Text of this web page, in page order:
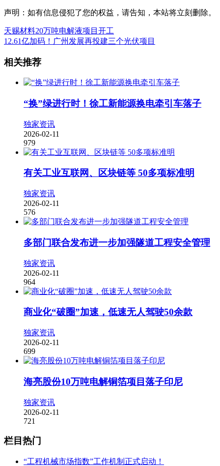
声明：如有信息侵犯了您的权益，请告知，本站将立刻删除。
天赐材料20万吨电解液项目开工
12.61亿加码！广州发展再投建三个光伏项目
相关推荐
“换”绿进行时！徐工新能源换电牵引车落子
独家资讯
2026-02-11
979
有关工业互联网、区块链等 50多项标准明
独家资讯
2026-02-11
576
多部门联合发布进一步加强隧道工程安全管理
独家资讯
2026-02-11
964
商业化“破圈”加速，低速无人驾驶50余款
独家资讯
2026-02-11
699
海亮股份10万吨电解铜箔项目落子印尼
独家资讯
2026-02-11
721
栏目热门
“工程机械市场指数”工作机制正式启动！